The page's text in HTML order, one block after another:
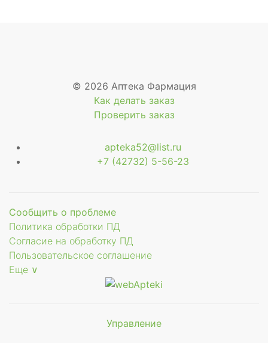
© 2026 Аптека Фармация
Как делать заказ
Проверить заказ
apteka52@list.ru
+7 (42732) 5-56-23
Сообщить о проблеме
Политика обработки ПД
Согласие на обработку ПД
Пользовательское соглашение
Еще ∨
Управление